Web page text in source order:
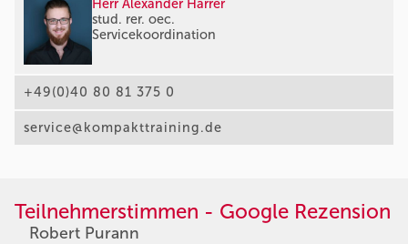
stud. rer. oec.
Servicekoordination
+49(0)40 80 81 375 0
service@kompakttraining.de
Teilnehmerstimmen - Google Rezension
Robert Purann